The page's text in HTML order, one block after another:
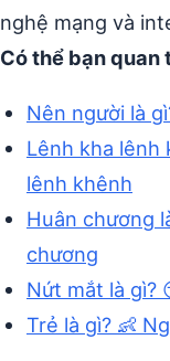
nghệ mạng và
Có thể bạn quan
Nên người là
Lênh kha lênh
lênh khênh
Huân chương
chương
Nứt mắt là gì?
Trẻ là gì? 👶